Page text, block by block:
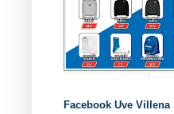
Facebook Uve Villena